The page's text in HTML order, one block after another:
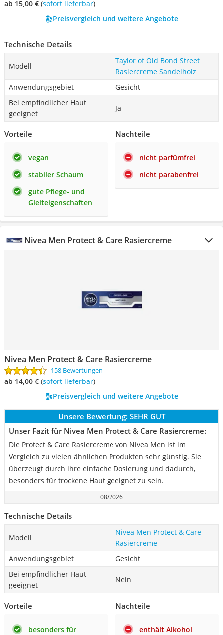
ab 15,00 € ( Sofort lieferbar)
Preisvergleich und weitere Angebote
Technische Details
Modell
Taylor of Old Bond Street
Rasiercreme Sandelholz
Anwendungsgebiet
Gesicht
Bei empfindlicher Haut
geeignet
Ja
Vorteile
vegan
stabiler Schaum
gute Pflege- und
Gleiteigenschaften
Nachteile
nicht parfümfrei
nicht parabenfrei
Nivea Men Protect & Care Rasiercreme
Nivea Men Protect & Care Rasiercreme
158 Bewertungen
ab 14,00 € ( Sofort lieferbar)
Preisvergleich und weitere Angebote
Unsere Bewertung: SEHR GUT
Unser Fazit für Nivea Men Protect & Care Rasiercreme:
Die Protect & Care Rasiercreme von Nivea Men ist im
Vergleich zu vielen ähnlichen Produkten sehr günstig. Sie
überzeugt durch ihre einfache Dosierung und dadurch,
besonders für trockene Haut geeignet zu sein.
08/2026
Technische Details
Modell
Nivea Men Protect & Care
Rasiercreme
Anwendungsgebiet
Gesicht
Bei empfindlicher Haut
geeignet
Nein
Vorteile
besonders für
Nachteile
enthält Alkohol